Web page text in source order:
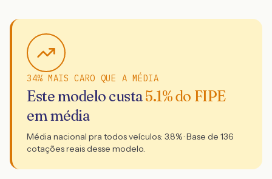
34% MAIS CARO QUE A MÉDIA
Este modelo custa5.1% do FIPE
em média
Média nacional pra todos veículos: 3.8% · Base de 136
cotações reais desse modelo.